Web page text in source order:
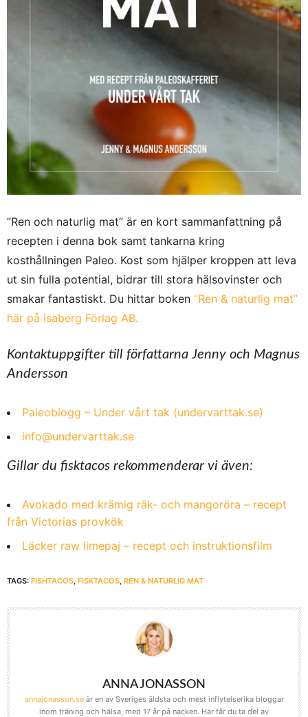
”Ren och naturlig mat” är en kort sammanfattning på
recepten i denna bok samt tankarna kring
kosthållningen Paleo. Kost som hjälper kroppen att leva
ut sin fulla potential, bidrar till stora hälsovinster och
smakar fantastiskt. Du hittar boken ”Ren & naturlig mat”
här på Isaberg Förlag AB.
Kontaktuppgifter till författarna Jenny och Magnus
Andersson
Paleoblogg – Under vårt tak (undervarttak.se)
info@undervarttak.se
Gillar du fisktacos rekommenderar vi även:
Avokado med krämig räk- och mangoröra – recept
från Victorias provkök
Läcker raw limepaj – recept och instruktionsfilm
TAGS: FISHTACOS, FISKTACOS, REN & NATURLIG MAT
ANNA JONASSON
annajonasson.seär en av Sveriges äldsta och mest inflytelserika bloggar
inom träning och hälsa, med 17 år på nacken. Här får du ta del av